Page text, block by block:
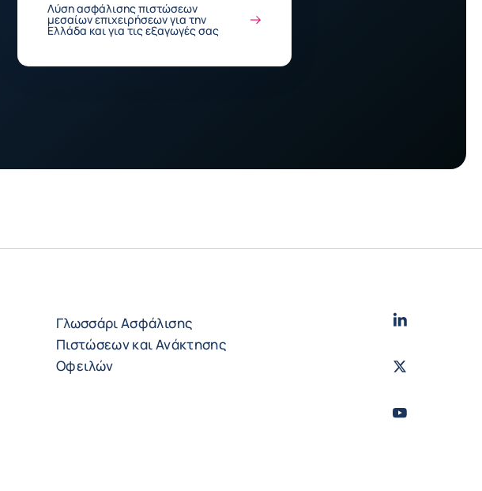
Λύση ασφάλισης πιστώσεων
μεσαίων επιχειρήσεων για την
Ελλάδα και για τις εξαγωγές σας
Γλωσσάρι Ασφάλισης
Πιστώσεων και Ανάκτησης
Οφειλών
LinkedIn
Twitter
Youtube